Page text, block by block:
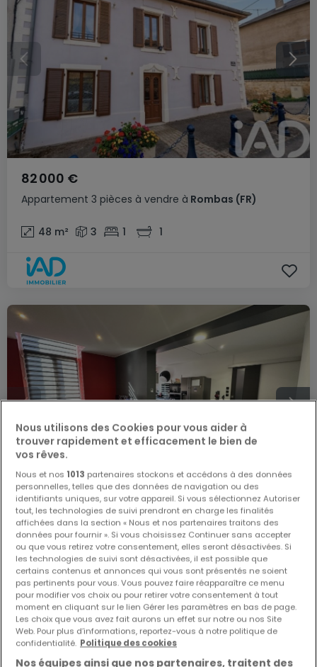
Appartement 3 pièces à vendre à Rombas (FR)
82 000 €
48 m² 3 1 1
Appartement 2 pièces à vendre àRombas(FR)
118 000 €
51 m² 2 1 1 1
Nous utilisons des Cookies pour vous aider à
trouver rapidement et efficacement le bien de
vos rêves.
Nous et nos 1013 partenaires stockons et accédons à des données
personnelles, telles que des données de navigation ou des
identifiants uniques, sur votre appareil. Si vous sélectionnez Autoriser
tout, les technologies de suivi prendront en charge les finalités
affichées dans la section « Nous et nos partenaires traitons des
données pour fournir ». Si vous choisissez Continuer sans accepter
ou que vous retirez votre consentement, elles seront désactivées. Si
les technologies de suivi sont désactivées, il est possible que
certains contenus et annonces qui vous sont présentés ne soient
pas pertinents pour vous. Vous pouvez faire réapparaître ce menu
pour modifier vos choix ou pour retirer votre consentement à tout
moment en cliquant sur le lien Gérer les paramètres en bas de page.
Les choix que vous avez fait aurons un effet sur notre ou nos Site
Web. Pour plus d’informations, reportez-vous à notre politique de
confidentialité. Politique des cookies
Nos équipes ainsi que nos partenaires, traitent des